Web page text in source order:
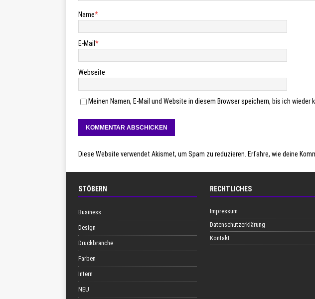
Name*
E-Mail *
Webseite
Meinen Namen, E-Mail und Website in diesem Browser speichern, bis ich wieder
Diese Website verwendet Akismet, um Spam zu reduzieren. Erfahre, wie deine
STÖBERN
Business
Design
Druckbranche
Farben
Intern
NEU
RECHTLICHES
Impressum
Datenschutzerklärung
Kontakt